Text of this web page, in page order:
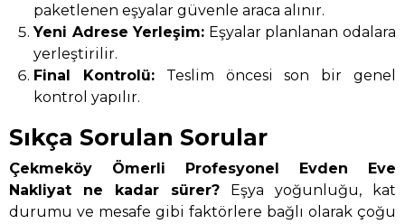
paketlenen eşyalar güvenle araca alınır.
Yeni Adrese Yerleşim: Eşyalar planlanan odalara
yerleştirilir.
Final Kontrolü: Teslim öncesi son bir genel
kontrol yapılır.
Sıkça Sorulan Sorular
Çekmeköy Ömerli Profesyonel Evden Eve
Nakliyat ne kadar sürer? Eşya yoğunluğu, kat
durumu ve mesafe gibi faktörlere bağlı olarak çoğu